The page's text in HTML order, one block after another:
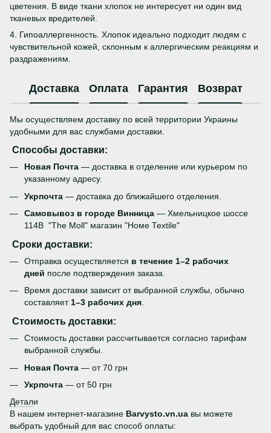
цветения. В виде ткани хлопок не интересует ни один вид
тканевых вредителей.
4. Гипоаллергенность. Хлопок идеально подходит людям с
чувствительной кожей, склонным к аллергическим реакциям и
раздражениям.
Доставка Оплата Гарантия Возврат
Мы осуществляем доставку по всей территории Украины
удобными для вас службами доставки.
Способы доставки:
Новая Почта — доставка в отделение или курьером по
указанному адресу.
Укрпочта — доставка до ближайшего отделения.
Самовывоз в городе Винница — Хмельницкое шоссе
114В "The Moll" магазин "Номе Теxtile"
Сроки доставки:
Отправка осуществляется в течение 1–2 рабочих
дней после подтверждения заказа.
Время доставки зависит от выбранной службы, обычно
составляет1–3 рабочих дня.
Стоимость доставки:
Стоимость доставки рассчитывается согласно тарифам
выбранной службы.
Новая Почта — от 70 грн
Укрпочта — от 50 грн
Детали
В нашем интернет-магазине Barvysto.vn.ua вы можете
выбрать удобный для вас способ оплаты: